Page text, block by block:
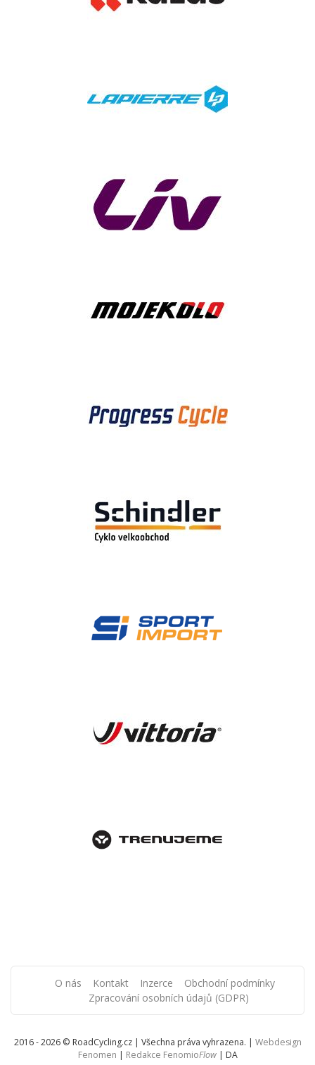
O nás Kontakt Inzerce
Obchodní podmínky
Zpracování osobních údajů (GDPR)
2016 - 2026 © RoadCycling.cz | Všechna práva vyhrazena. | Webdesign
Fenomen | Redakce FenomioFlow| DA